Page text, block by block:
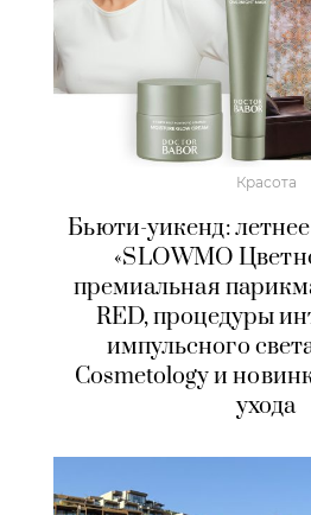
Красота
Бьюти-уикенд:
«SLOWMO
премиальная
RED, процедуры
импульсного
Cosmetology и
ухода